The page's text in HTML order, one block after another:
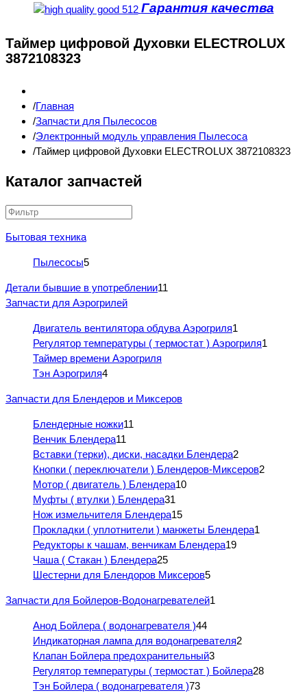
Гарантия качества
Таймер цифровой Духовки ELECTROLUX
3872108323
Главная
Запчасти для Пылесосов
Электронный модуль управления Пылесоса
Таймер цифровой Духовки ELECTROLUX 3872108323
Каталог запчастей
Бытовая техника
Пылесосы5
Детали бывшие в употреблении11
Запчасти для Аэрогрилей
Двигатель вентилятора обдува Аэрогриля1
Регулятор температуры ( термостат ) Аэрогриля1
Таймер времени Аэрогриля
Тэн Аэрогриля4
Запчасти для Блендеров и Миксеров
Блендерные ножки11
Венчик Блендера11
Вставки (терки), диски, насадки Блендера2
Кнопки ( переключатели ) Блендеров-Миксеров2
Мотор ( двигатель ) Блендера10
Муфты ( втулки ) Блендера31
Нож измельчителя Блендера15
Прокладки ( уплотнители ) манжеты Блендера1
Редукторы к чашам, венчикам Блендера19
Чаша ( Стакан ) Блендера25
Шестерни для Блендоров Миксеров5
Запчасти для Бойлеров-Водонагревателей1
Анод Бойлера ( водонагревателя )44
Индикаторная лампа для водонагревателя2
Клапан Бойлера предохранительный3
Регулятор температуры ( термостат ) Бойлера28
Тэн Бойлера ( водонагревателя )73